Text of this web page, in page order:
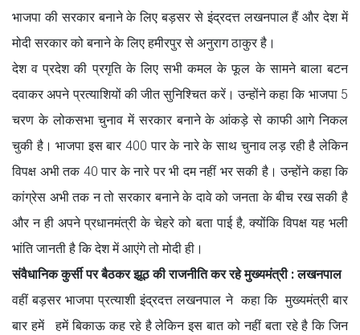
भाजपा की सरकार बनाने के लिए बड़सर से इंद्रदत्त लखनपाल हैं और देश में
मोदी सरकार को बनाने के लिए हमीरपुर से अनुराग ठाकुर है।
देश व प्रदेश की प्रगृति के लिए सभी कमल के फूल के सामने बाला बटन
दवाकर अपने प्रत्याशियों की जीत सुनिश्चित करें। उन्होंने कहा कि भाजपा 5
चरण के लोकसभा चुनाव में सरकार बनाने के आंकड़े से काफी आगे निकल
चुकी है। भाजपा इस बार 400 पार के नारे के साथ चुनाव लड़ रही है लेकिन
विपक्ष अभी तक 40 पार के नारे पर भी दम नहीं भर सकी है। उन्होंने कहा कि
कांग्रेस अभी तक न तो सरकार बनाने के दावे को जनता के बीच रख सकी है
और न ही अपने प्रधानमंत्री के चेहरे को बता पाई है, क्योंकि विपक्ष यह भली
भांति जानती है कि देश में आएंगे तो मोदी ही।
संवैधानिक कुर्सी पर बैठकर झूठ की राजनीति कर रहे मुख्यमंत्री : लखनपाल
वहीं बड़सर भाजपा प्रत्याशी इंद्रदत्त लखनपाल ने कहा कि मुख्यमंत्री बार
बार हमें हमें बिकाऊ कह रहे है लेकिन इस बात को नहीं बता रहे है कि जिन